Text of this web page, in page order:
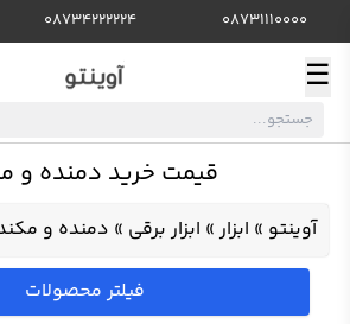
08731110000
08734222224
☰
قیمت خرید دمنده و
آوینتو » ابزار» ابزار برقی » دمنده و
فیلتر محصولات